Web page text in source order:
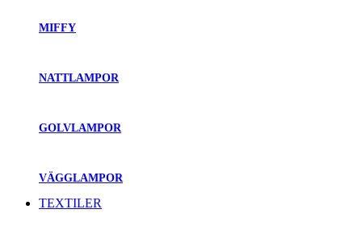
MIFFY
NATTLAMPOR
GOLVLAMPOR
VÄGGLAMPOR
TEXTILER